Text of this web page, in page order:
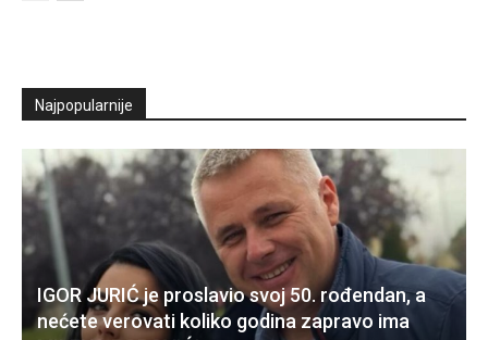
Najpopularnije
IGOR JURIĆ je proslavio svoj 50. rođendan, a
nećete verovati koliko godina zapravo ima